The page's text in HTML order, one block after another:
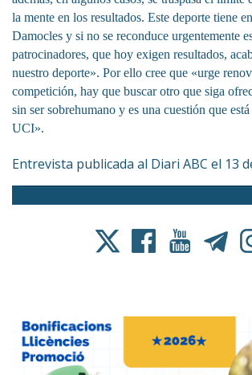
la mente en los resultados. Este deporte tiene
Damocles y si no se reconduce urgentemente
patrocinadores, que hoy exigen resultados,
nuestro deporte». Por ello cree que «urge
competición, hay que buscar otro que siga
sin ser sobrehumano y es una cuestión que
UCI».
Entrevista publicada al Diari ABC el 13